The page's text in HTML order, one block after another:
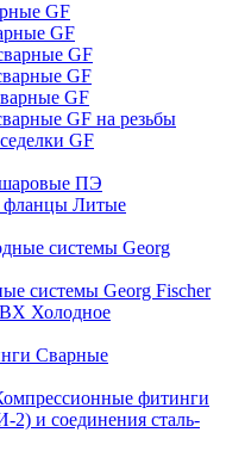
GF
GF
GF
GF
GF
GF на резьбы
GF
ПЭ
Литые
системы Georg Fischer
Холодное
Сварные
фитинги